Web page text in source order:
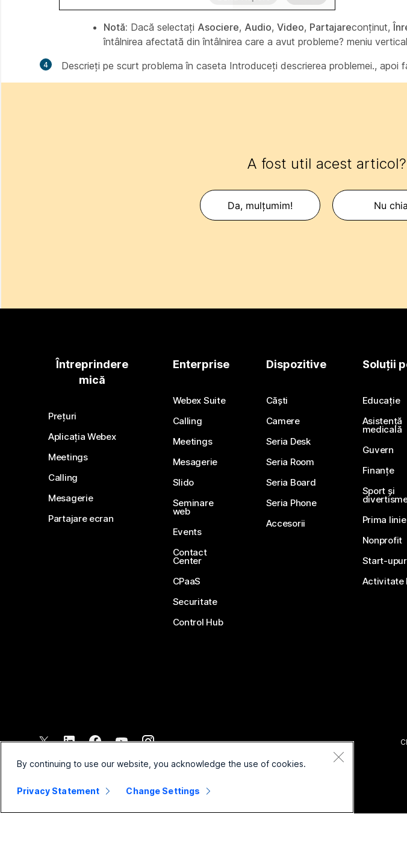
Notă: Dacă selectați Asociere, Audio, Video, Partajareconținut,
întâlnirea afectată din întâlnirea care a avut probleme? meniu
Descrieți pe scurt problema în caseta Introduceți descrierea problemei., apoi
A fost util acest articol?
Da, mulțumim! Nu
Întreprindere
mică
Prețuri
Aplicația Webex
Meetings
Calling
Mesagerie
Partajare ecran
Enterprise
Webex Suite
Calling
Meetings
Mesagerie
Slido
Seminare
web
Events
Contact
Center
CPaaS
Securitate
Control Hub
Dispozitive
Căști
Camere
Seria Desk
Seria Room
Seria Board
Seria Phone
Accesorii
Soluții
Educație
Asistență
medicală
Guvern
Finanțe
Sport și
Prima linie
Nonprofit
Start-
Activitate
2026 Cisco și/sau afiliații săi. Toate drepturile rezervate.
By continuing to use our website, you acknowledge the use of cookies.
Privacy Statement Change Settings